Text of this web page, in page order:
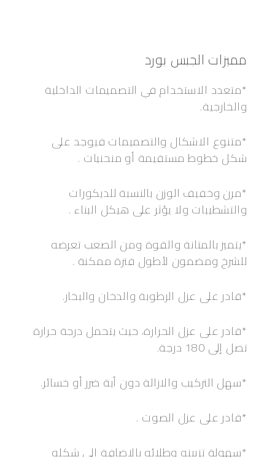
مميزات الجبس بورد
*متعدد الاستخدام في التصميمات الداخلية
والخارجية.
*متنوع الاشكال والتصميمات فيوجد على
شكل خطوط مستقيمة أو منحنيات .
*مرن وخفيف الوزن بالنسبة للديكورات
والتشطيبات ولا يؤثر على هيكل البناء .
*يتميز بالمتانة والقوة ومن الصعب تعرضه
للشرخ ومضمون لأطول فترة ممكنة .
*قادر على عزل الرطوبة والدخان والبخار.
*قادر على عزل الحرارة، حيث يتحمل درجة حرارة
تصل إلى 180 درجة.
*سهل التركيب والازالة دون أية ضرر أو خسائر.
*قادر على عزل الصوت .
*سهولة تزيينه وطلائه بالإضافة إلى شكله